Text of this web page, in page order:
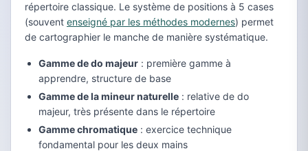
répertoire classique. Le système de positions à 5 cases
(souvent enseigné par les méthodes modernes) permet
de cartographier le manche de manière systématique.
Gamme de do majeur : première gamme à
apprendre, structure de base
Gamme de la mineur naturelle : relative de do
majeur, très présente dans le répertoire
Gamme chromatique : exercice technique
fondamental pour les deux mains